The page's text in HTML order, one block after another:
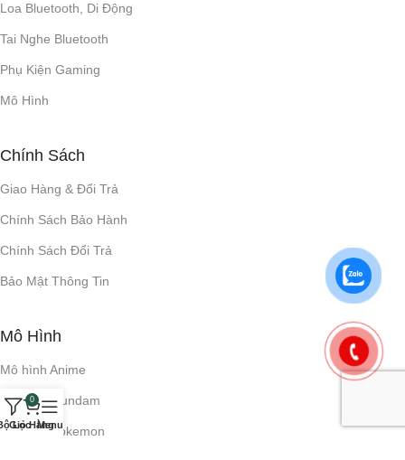
Loa Bluetooth, Di Động
Tai Nghe Bluetooth
Phụ Kiện Gaming
Mô Hình
Chính Sách
Giao Hàng & Đổi Trả
Chính Sách Bảo Hành
Chính Sách Đổi Trả
Bảo Mật Thông Tin
Mô Hình
Mô hình Anime
Mô hình Gundam
Mô hình Pokemon
Lọc
0
Giỏ Hàng
Menu